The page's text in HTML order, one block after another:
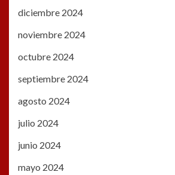
diciembre 2024
noviembre 2024
octubre 2024
septiembre 2024
agosto 2024
julio 2024
junio 2024
mayo 2024